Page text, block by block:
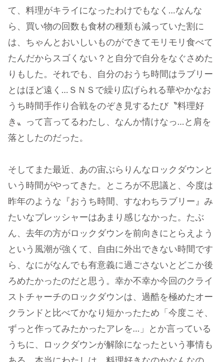
て、料理がキライになったわけでもなく…なんな
ら、買い物の回数も食材の種類も減っていた割に
は、ちゃんとおいしいものができてモリモリ食べて
たんだからスゴくない？と自分で自分をなぐさめた
りもした。それでも、自分のおうち時間はラブリー
とはほど遠く…ＳＮＳで繰り広げられる華やかなお
うち時間手作り合戦をのぞき見するたび〝料理好
き〟って言ってるわたし、なんか情けなっ…と肩を
落としたのだった。
そしてまた最近、あの宙ぶらりんなロックダウンと
いう時間がやってきた。ところが不思議と、今度は
昨年のような『おうち時間、すなわちラブリー』み
たいなプレッシャーはあまり感じなかった。たぶ
ん、去年の方がロックダウンを前向きにとらえよう
という風潮が強くて、自由に外出できない時間です
ら、なにがなんでも有意義に過ごさないとどこか後
ろめたかったのだと思う。幸か不幸か今回のクライ
ストチャーチのロックダウンは、過酷を極めたオー
クランドと比べてかなり短かったため「今度こそ、
ずっと作ってみたかったアレを…」とか言っている
うちに、ロックダウンが解除になったという事情も